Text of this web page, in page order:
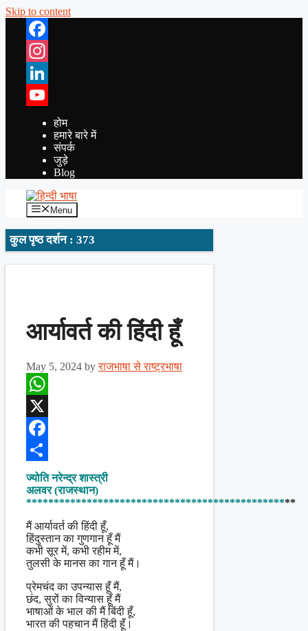
Skip to content
Facebook
Instagram
LinkedIn
YouTube
होम
हमारे बारे में
संपर्क
जुड़े
Blog
Menu
कुल पृष्ठ दर्शन : 373
आर्यावर्त की हिंदी हूँ
May 5, 2024 byराजभाषा से राष्ट्रभाषा
WhatsApp
X
Facebook
Share
ज्योति नरेन्द्र शास्त्री
अलवर (राजस्थान)
*************************************************
मैं आर्यावर्त की हिंदी हूँ,
हिंदुस्तान का गुणगान हूँ मैं
कभी सूर में, कभी रहीम में,
तुलसी के मानस का गान हूँ मैं।
प्रेमचंद का उपन्यास हूँ मैं,
छंद, सुरों का विन्यास हूँ मैं
भाषाओं के भाल की मैं बिंदी हूँ,
भारत की पहचान मैं हिंदी हूँ।